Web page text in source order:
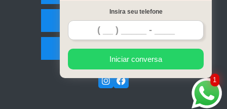
Contato
Mapa do site
1
Insira seu telefone
Iniciar conversa